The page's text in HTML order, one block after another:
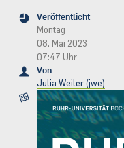
Veröffentlicht
Montag
08. Mai 2023
07:47 Uhr
Von
Julia Weiler (jwe)